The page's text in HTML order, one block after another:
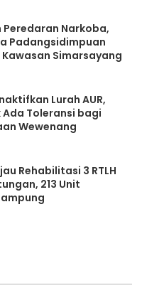
Peredaran Narkoba,
Padangsidimpuan
Kawasan Simarsayang
Lurah AUR,
Ada Toleransi bagi
Wewenang
Rehabilitasi 3 RTLH
213 Unit